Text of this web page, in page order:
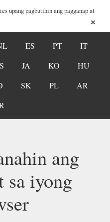
upang pagbutihin ang pagganap at
×
ES PT
IT
JA KO
HU
SK PL
AR
ang
sa iyong